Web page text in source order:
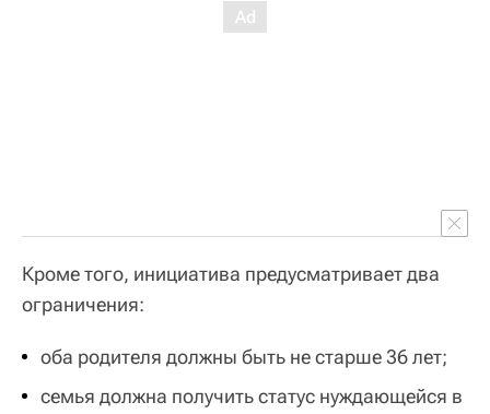
Кроме того, инициатива предусматривает два
ограничения:
оба родителя должны быть не старше 36 лет;
семья должна получить статус нуждающейся в